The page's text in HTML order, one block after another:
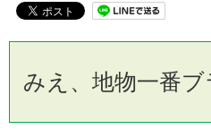
みえ、地物一番ブ